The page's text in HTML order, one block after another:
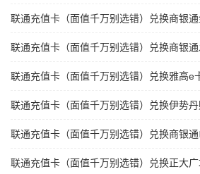
联通充值卡（面值千万别选错）兑换商银
联通充值卡（面值千万别选错）兑换商银
联通充值卡（面值千万别选错）兑换雅高e
联通充值卡（面值千万别选错）兑换伊势
联通充值卡（面值千万别选错）兑换商银
联通充值卡（面值千万别选错）兑换正大